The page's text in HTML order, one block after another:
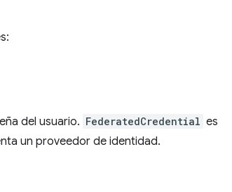
del usuario. FederatedCredential es
un proveedor de identidad.